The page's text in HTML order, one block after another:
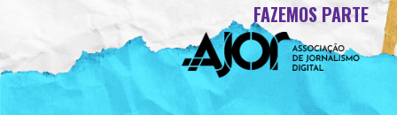
FAZEMOS PARTE